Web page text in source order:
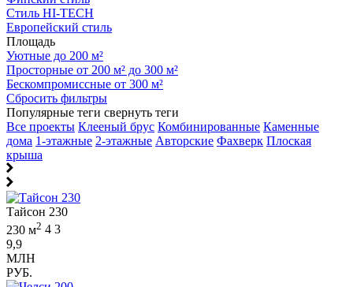
Стиль HI-TECH
Европейский стиль
Площадь
Уютные до 200 м²
Просторные от 200 м² до 300 м²
Бескомпромиссные от 300 м²
Сбросить фильтры
Популярные теги свернуть теги
Все проекты Клееный брус Комбинированные Каменные
дома 1-этажные 2-этажные Авторские Фахверк Плоская
крыша
Тайсон 230
230 м2 4 3
9,9
МЛН
РУБ.